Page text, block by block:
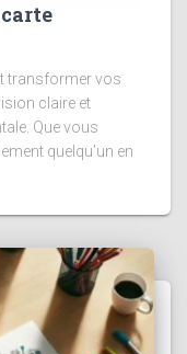
transformer vos
claire et
Que vous
quelqu’un en